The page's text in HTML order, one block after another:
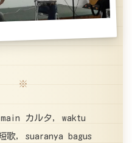
※
カルタ, waktu
歌, suaranya bagus